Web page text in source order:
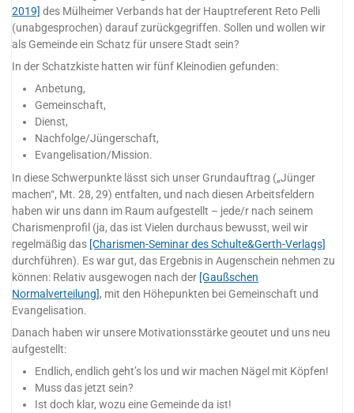
2019] des Mülheimer Verbands hat der Hauptreferent Reto Pelli
(unabgesprochen) darauf zurückgegriffen. Sollen und wollen wir
als Gemeinde ein Schatz für unsere Stadt sein?
In der Schatzkiste hatten wir fünf Kleinodien gefunden:
Anbetung,
Gemeinschaft,
Dienst,
Nachfolge/Jüngerschaft,
Evangelisation/Mission.
In diese Schwerpunkte lässt sich unser Grundauftrag („Jünger
machen“, Mt. 28, 29) entfalten, und nach diesen Arbeitsfeldern
haben wir uns dann im Raum aufgestellt – jede/r nach seinem
Charismenprofil (ja, das ist Vielen durchaus bewusst, weil wir
regelmäßig das [Charismen-Seminar des Schulte&Gerth-Verlags]
durchführen). Es war gut, das Ergebnis in Augenschein nehmen zu
können: Relativ ausgewogen nach der [Gaußschen
Normalverteilung], mit den Höhepunkten bei Gemeinschaft und
Evangelisation.
Danach haben wir unsere Motivationsstärke geoutet und uns neu
aufgestellt:
Endlich, endlich geht’s los und wir machen Nägel mit Köpfen!
Muss das jetzt sein?
Ist doch klar, wozu eine Gemeinde da ist!